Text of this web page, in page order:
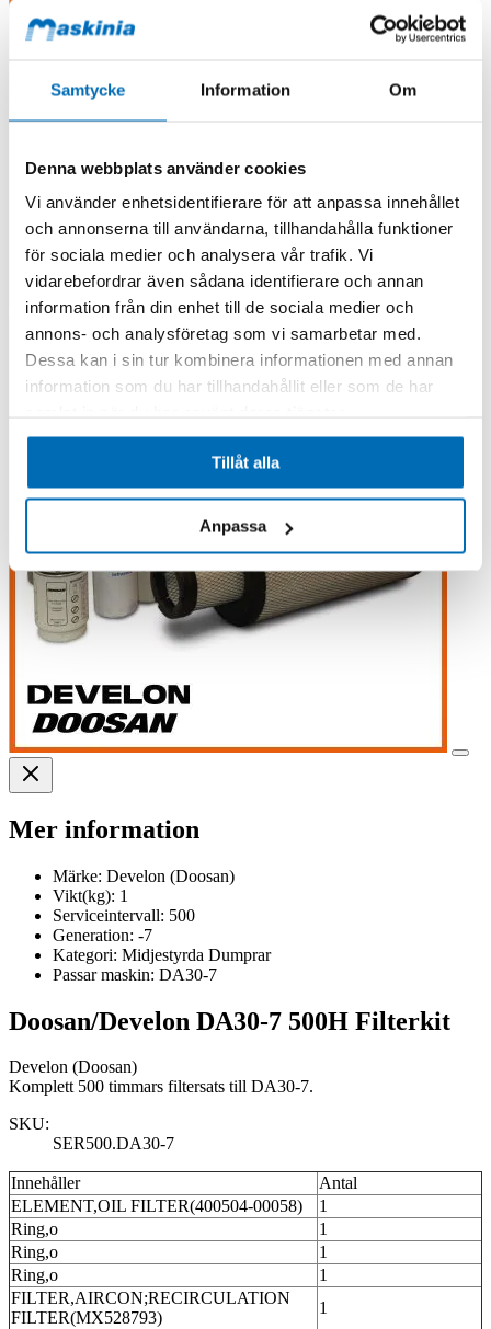
Samtycke Information Om
Denna webbplats använder cookies
Vi använder enhetsidentifierare för att anpassa innehållet
och annonserna till användarna, tillhandahålla funktioner
för sociala medier och analysera vår trafik. Vi
vidarebefordrar även sådana identifierare och annan
information från din enhet till de sociala medier och
annons- och analysföretag som vi samarbetar med.
Dessa kan i sin tur kombinera informationen med annan
information som du har tillhandahållit eller som de har
Tillåt alla
Anpassa
Mer information
Märke: Develon (Doosan)
Vikt(kg): 1
Serviceintervall: 500
Generation: -7
Kategori: Midjestyrda Dumprar
Passar maskin: DA30-7
Doosan/Develon DA30-7 500H Filterkit
Develon (Doosan)
Komplett 500 timmars filtersats till DA30-7.
SKU:
SER500.DA30-7
Innehåller
Antal
ELEMENT,OIL FILTER(400504-00058)
1
Ring,o
1
Ring,o
1
Ring,o
1
FILTER,AIRCON;RECIRCULATION
FILTER(MX528793)
1